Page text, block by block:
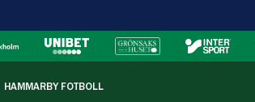
HAMMARBY FOTBOLL